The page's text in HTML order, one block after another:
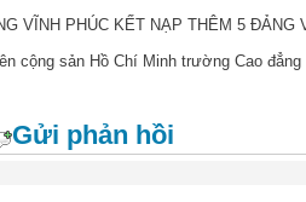
VĨNH PHÚC KẾT NẠP THÊM 5 ĐẢNG
cộng sản Hồ Chí Minh trường Cao
Gửi phản hồi